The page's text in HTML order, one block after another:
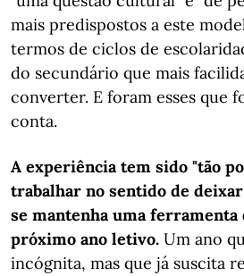
mais predispostos a este
termos de ciclos de
do secundário que mais
converter. E foram esses que
conta.
A experiência tem sido "tão
trabalhar no sentido de
se mantenha uma ferramenta
próximo ano letivo. Um ano
incógnita, mas que já suscita